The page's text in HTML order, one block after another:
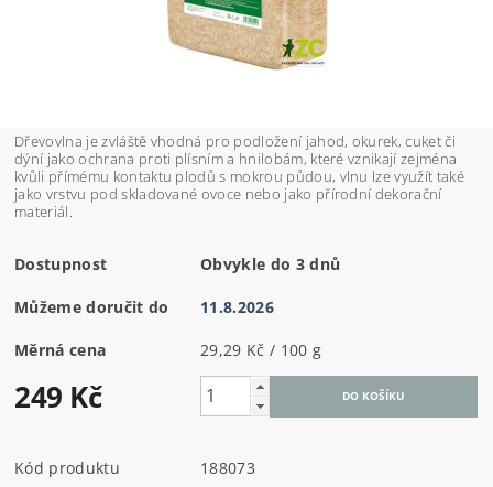
Dřevovlna je zvláště vhodná pro podložení jahod, okurek, cuket či
dýní jako ochrana proti plísním a hnilobám, které vznikají zejména
kvůli přímému kontaktu plodů s mokrou půdou, vlnu lze využít také
jako vrstvu pod skladované ovoce nebo jako přírodní dekorační
materiál.
Dostupnost Obvykle do 3 dnů
Můžeme doručit do 11.8.2026
Měrná cena 29,29 Kč / 100 g
249 Kč
Kód produktu
188073